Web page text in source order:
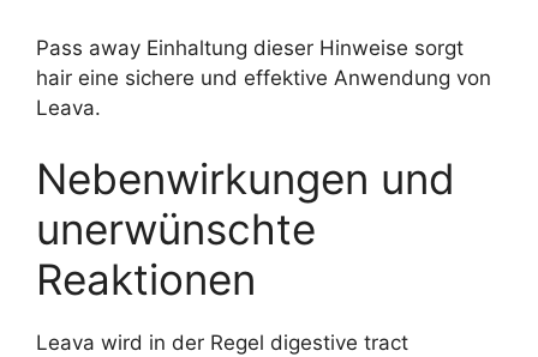
Pass away Einhaltung dieser Hinweise sorgt
hair eine sichere und effektive Anwendung von
Leava.
Nebenwirkungen und
unerwünschte
Reaktionen
Leava wird in der Regel digestive tract